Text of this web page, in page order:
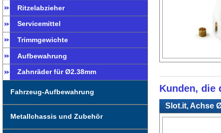
Ritzelabzieher
Servicemittel
Trimmgewichte
Aufbewahrung
Zahnräder für Ø2.38mm
Fahrzeug-Aufbewahrung
Metallchassis und Zubehör
Kunden, die
Slot.it, Achse